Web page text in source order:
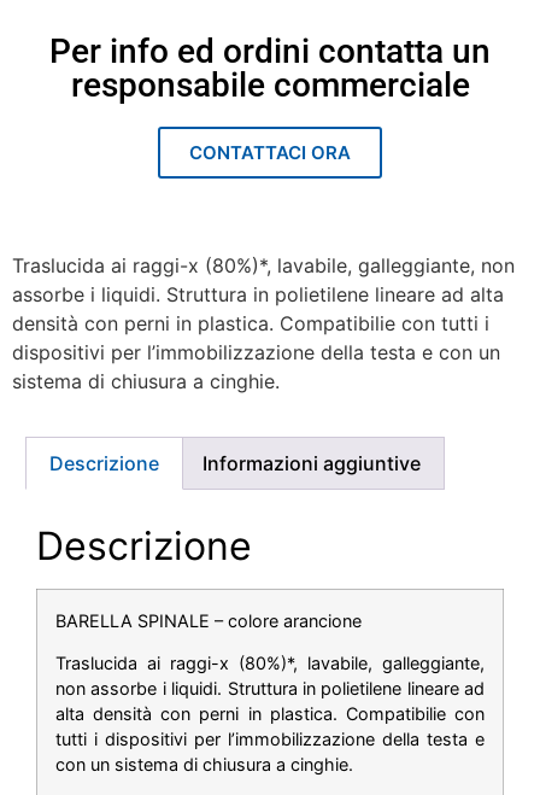
Per info ed ordini contatta un
responsabile commerciale
CONTATTACI ORA
Traslucida ai raggi-x (80%)*, lavabile, galleggiante, non
assorbe i liquidi. Struttura in polietilene lineare ad alta
densità con perni in plastica. Compatibilie con tutti i
dispositivi per l’immobilizzazione della testa e con un
sistema di chiusura a cinghie.
Descrizione Informazioni aggiuntive
Descrizione
BARELLA SPINALE – colore arancione
Traslucida ai raggi-x (80%)*, lavabile, galleggiante,
non assorbe i liquidi. Struttura in polietilene lineare ad
alta densità con perni in plastica. Compatibilie con
tutti i dispositivi per l’immobilizzazione della testa e
con un sistema di chiusura a cinghie.